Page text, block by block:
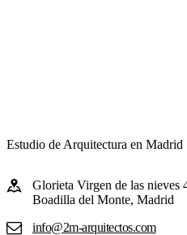
Estudio de Arquitectura en Madrid
Glorieta Virgen de las nieves
Boadilla del Monte, Madrid
info@2m-arquitectos.com